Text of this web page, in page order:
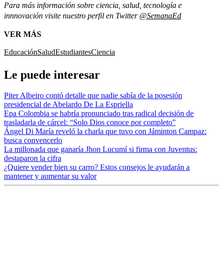
Para más información sobre ciencia, salud, tecnología e
innnovación visite nuestro perfil en Twitter @SemanaEd
VER MÁS
EducaciónSaludEstudiantesCiencia
Le puede interesar
Piter Albeiro contó detalle que nadie sabía de la posesión
presidencial de Abelardo De La Espriella
Epa Colombia se habría pronunciado tras radical decisión de
trasladarla de cárcel: “Solo Dios conoce por completo”
Ángel Di María reveló la charla que tuvo con Jáminton Campaz:
busca convencerlo
La millonada que ganaría Jhon Lucumí si firma con Juventus:
destaparon la cifra
¿Quiere vender bien su carro? Estos consejos le ayudarán a
mantener y aumentar su valor